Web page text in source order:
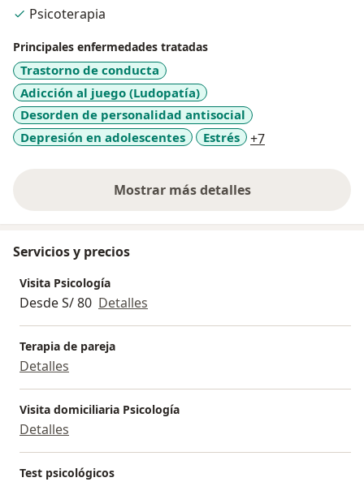
Psicoterapia
Principales enfermedades tratadas
Trastorno de conducta
Adicción al juego (Ludopatía)
Desorden de personalidad antisocial
Depresión en adolescentes
Estrés +7
Mostrar más detalles
sobre la experiencia
Servicios y precios
Visita Psicología
Desde S/ 80 Detalles
Terapia de pareja
Detalles
Visita domiciliaria Psicología
Detalles
Test psicológicos